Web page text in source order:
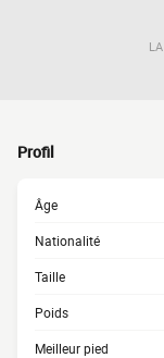
Profil
Âge
Nationalité
Taille
Poids
Meilleur pied